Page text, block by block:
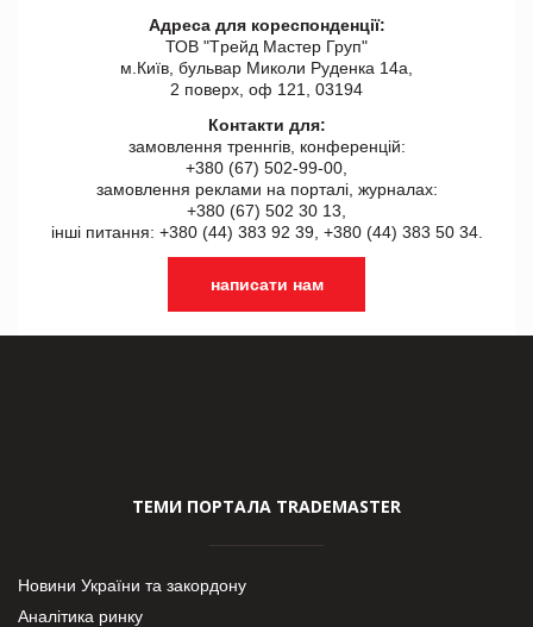
Адреса для кореспонденції:
ТОВ "Tрейд Мастер Груп"
м.Київ, бульвар Миколи Руденка 14а,
2 поверх, оф 121, 03194
Контакти для:
замовлення треннгів, конференцій:
+380 (67) 502-99-00,
замовлення реклами на порталі, журналах:
+380 (67) 502 30 13,
інші питання: +380 (44) 383 92 39, +380 (44) 383 50 34.
написати нам
ТЕМИ ПОРТАЛА TRADEMASTER
Новини України та закордону
Аналітика ринку